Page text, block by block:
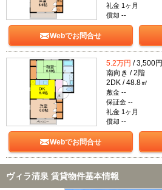
礼金 1ヶ月
償却 --
Webでお問合せ
5.2万円 / 3,500円
南向き / 2階
2DK / 48.8㎡
敷金 --
保証金 --
礼金 1ヶ月
償却 --
Webでお問合せ
ヴィラ清泉 賃貸物件基本情報